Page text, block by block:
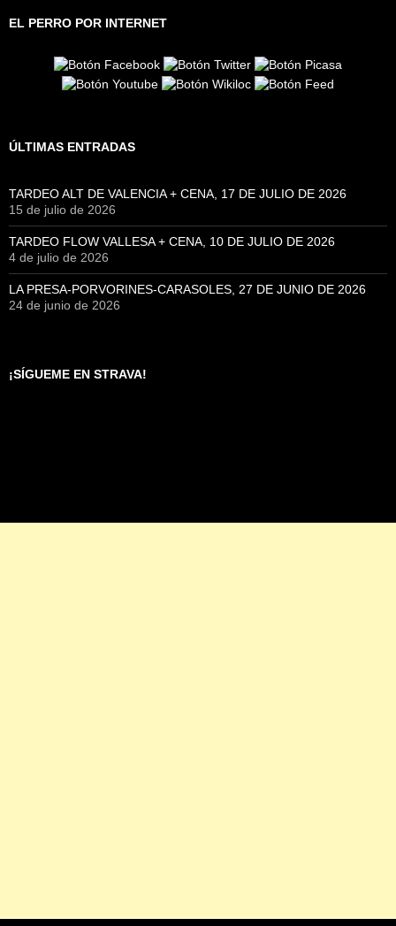
EL PERRO POR INTERNET
ÚLTIMAS ENTRADAS
TARDEO ALT DE VALENCIA + CENA, 17 DE JULIO DE 2026
15 de julio de 2026
TARDEO FLOW VALLESA + CENA, 10 DE JULIO DE 2026
4 de julio de 2026
LA PRESA-PORVORINES-CARASOLES, 27 DE JUNIO DE 2026
24 de junio de 2026
¡SÍGUEME EN STRAVA!